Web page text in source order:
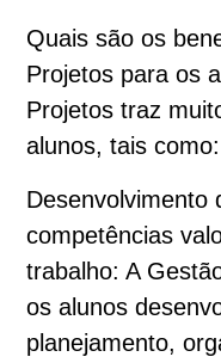
Quais são os
Projetos para os
Projetos traz
alunos, tais como:
Desenvolvimento
competências
trabalho: A
os alunos
planejamento,